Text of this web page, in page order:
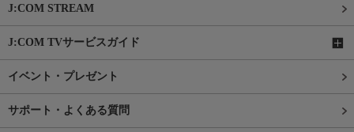
J:COM STREAM
J:COM TVサービスガイド
イベント・プレゼント
サポート・よくある質問